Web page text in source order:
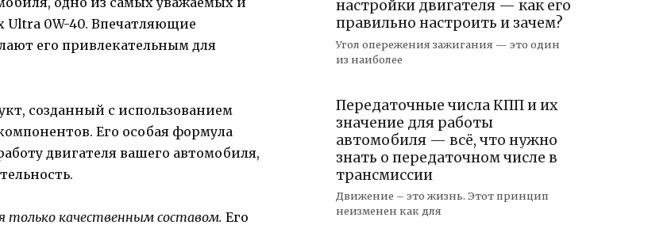
Ultra 0W-40. Впечатляющие
его привлекательным для
созданный с использованием
Его особая формула
двигателя вашего автомобиля,
только качественным составом. Его
настройки двигателя — как его
правильно настроить и зачем?
Угол опережения зажигания — это один
из наиболее
Передаточные числа КПП и их
значение для работы
автомобиля — всё, что нужно
знать о передаточном числе в
трансмиссии
Движение – это жизнь. Этот принцип
неизменен как для